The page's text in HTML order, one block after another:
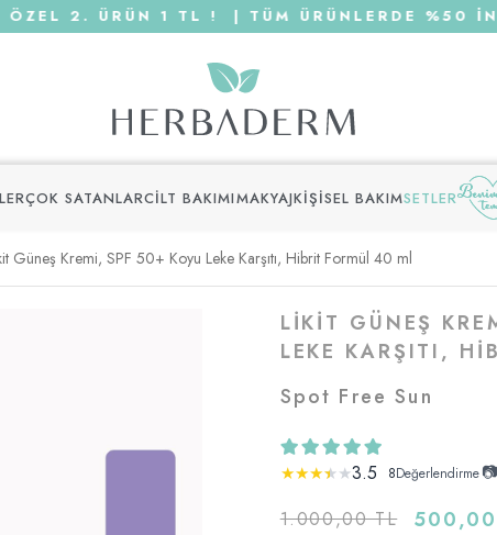
2. ÜRÜN 1 TL ! | TÜM ÜRÜNLERDE %50
ÇOK SATANLARCILT BAKIMIMAKYAJKIŞISEL BAKIMSETLER
Güneş Kremi, SPF 50+ Koyu Leke Karşıtı, Hibrit Formül 40 ml
LIKIT GÜNEŞ
LEKE KARŞITI,
Spot Free Sun
★★★★★3.5 8Değerlendirme📷
1.000,00 TL